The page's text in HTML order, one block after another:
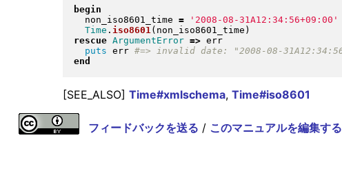
begin
  non_iso8601_time
=
'2008-08-31A12:34:56+09:00'
Time . iso8601( non_iso8601_time )
rescue ArgumentError => err
puts err
end
[SEE_ALSO] Time#xmlschema, Time#iso8601
フィードバックを送る / このマニュアルを編集する